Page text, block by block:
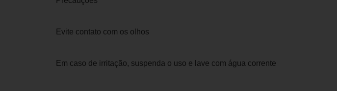
Evite contato com os olhos
Em caso de irritação, suspenda o uso e lave com água corrente